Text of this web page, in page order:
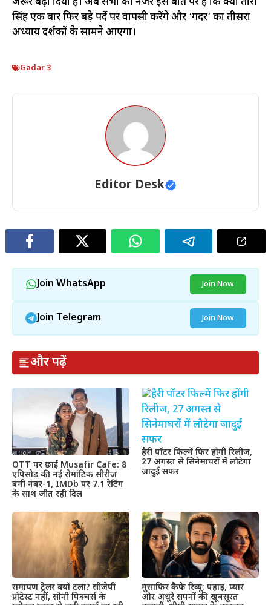
सिंह एक बार फिर बड़े पर्दे पर वापसी करेंगे और ‘गदर’ का तीसरा
अध्याय दर्शकों के सामने आएगा।
Gadar 3
Editor Desk
Join WhatsApp Join Now
Join Telegram Join Now
और पढ़ें
OTT पर छाई Musafir Cafe: 8
एपिसोड की नई रोमांटिक सीरीज
बनी नंबर-1, IMDb पर 7.1 रेटिंग
के साथ जीत रही दिल
हैरी पॉटर फिल्में फिर होंगी रिलीज,
27 अगस्त से सिनेमाघरों में लौटेगा
जादुई सफर
रामायण ट्रेलर क्यों टला? सीजेपी
प्रोटेस्ट नहीं, सोनी पिक्चर्स के
मुसाफिर कैफे रिव्यू: पहाड़, प्यार
और अधूरे सपनों की खूबसूरत